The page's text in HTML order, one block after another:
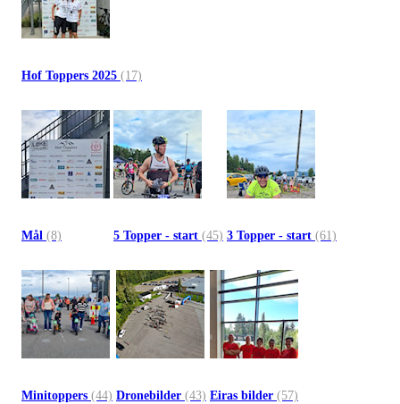
Hof Toppers 2025 (17)
Mål (8) 5 Topper - start (45) 3 Topper - start (61)
Minitoppers (44) Dronebilder (43) Eiras bilder (57)